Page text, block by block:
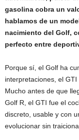
gasolina cobra un
hablamos de un
nacimiento del Golf,
perfecto entre
Porque sí, el Golf ha
interpretaciones, el
Mucho antes de que
Golf R, el GTI fue el
discreto, usable y con
evolucionar sin